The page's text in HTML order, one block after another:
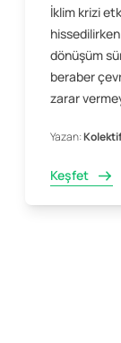
İklim krizi
hissedilirken
dönüşüm
beraber
zarar
Yazan:
Keşfet